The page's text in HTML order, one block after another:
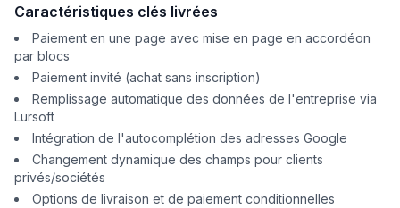
Caractéristiques clés livrées
Paiement en une page avec mise en page en accordéon
par blocs
Paiement invité (achat sans inscription)
Remplissage automatique des données de l'entreprise via
Lursoft
Intégration de l'autocomplétion des adresses Google
Changement dynamique des champs pour clients
privés/sociétés
Options de livraison et de paiement conditionnelles